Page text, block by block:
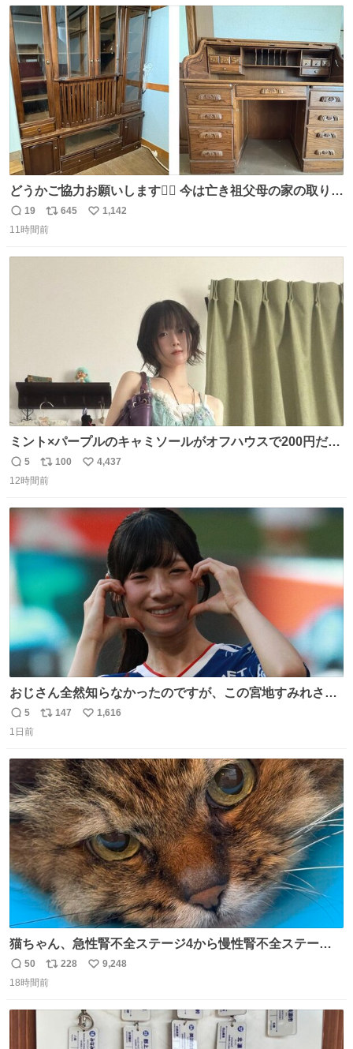
ト
数
数
どうかご協力お願いします🙇‍♂️ 今は亡き祖父母の家の取り壊
しが決まり、どうしても処分して欲しくない食器棚と机の
引き取り手を探しております この2つは私の祖母が当初一
返
信
19
リ
ポ
645
い
1,142
11時間前
ミント×パープルのキャミソールがオフハウスで200円だっ
た♩
返
信
5
リ
ポ
ト
100
い
数
4,437
12時間前
おじさん全然知らなかったのですが、この宮地すみれさん
（日向坂46）はマリサポだったのですね。 カメラ目線でに
っこりしていただいたので撮影したものの、全然誰だか知
ます！！
返
信
5
リ
ト
数
147
い
数
1,616
1日前
猫ちゃん、急性腎不全ステージ4から慢性腎不全ステージ2
になりました😭点滴も週一で大丈夫になった… このままだ
と2、3日持たないって言われたのが嘘みたい…本当に嬉し
道泣きながら歩いてたら向こうから来た人にすごい顔され
返
信
50
リ
ポ
228
い
数
9,248
18時間前